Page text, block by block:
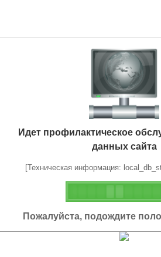
Идет профилактическое
данных сайта
[Техническая информация:
Пожалуйста, подождите